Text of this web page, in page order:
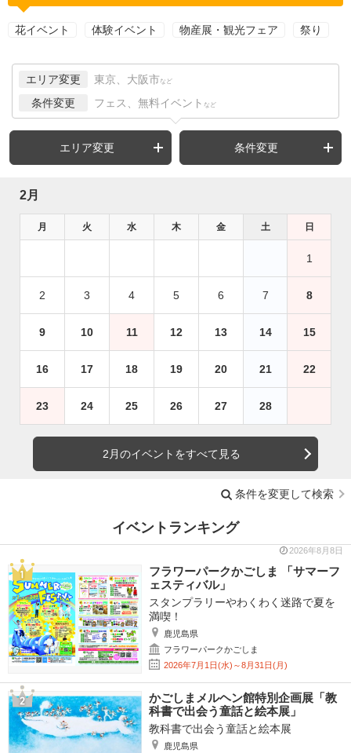
花イベント 体験イベント 物産展・観光フェア 祭り
エリア変更 東京、大阪市 など
条件変更 フェス、無料イベント など
エリア変更 条件変更
2月
月 火 水 木 金 土 日
1
2 3 4 5 6 7 8
9 10 11 12 13 14 15
16 17 18 19 20 21 22
23 24 25 26 27 28
2月のイベントをすべて見る
条件を変更して検索
イベントランキング
2026年8月8日
フラワーパークかごしま 「サマーフ
ェスティバル」
スタンプラリーやわくわく迷路で夏を
満喫！
鹿児島県
フラワーパークかごしま
2026年7月1日(水)～8月31日(月)
かごしまメルヘン館特別企画展「教
科書で出会う童話と絵本展」
教科書で出会う童話と絵本展
鹿児島県